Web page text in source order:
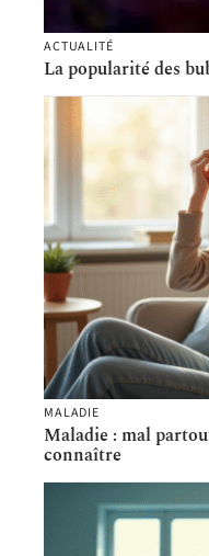
ACTUALITÉ
La popularité des
MALADIE
Maladie : mal
connaître